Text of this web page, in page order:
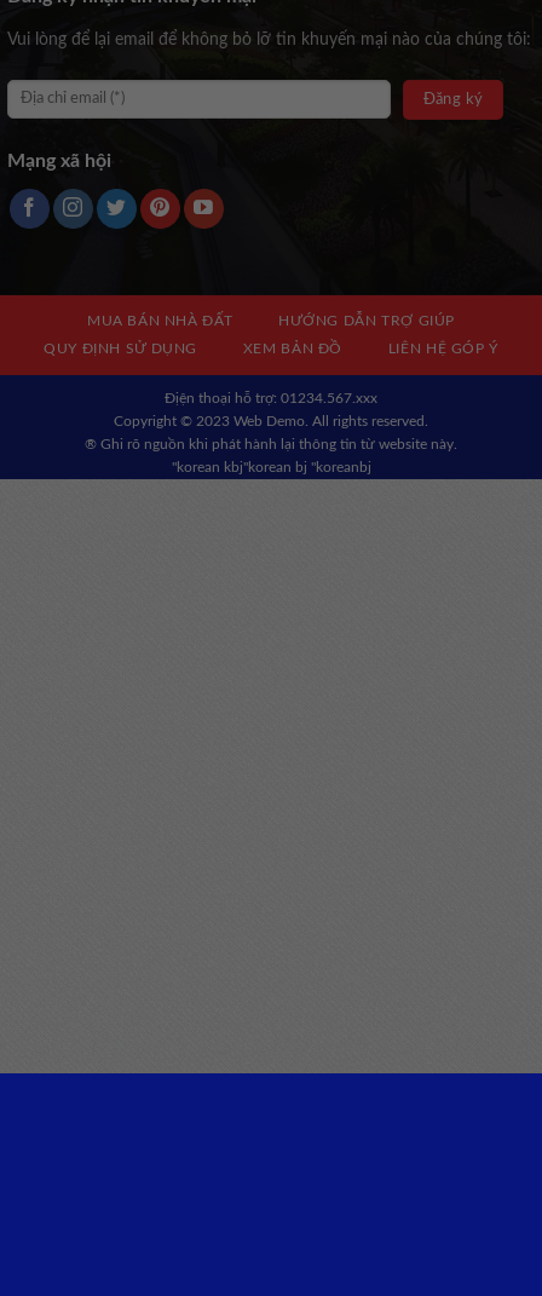
Vui lòng để lại email để không bỏ lỡ tin khuyến mại nào của chúng tôi:
Mạng xã hội
MUA BÁN NHÀ ĐẤT
HƯỚNG DẪN TRỢ GIÚP
QUY ĐỊNH SỬ DỤNG
XEM BẢN ĐỒ LIÊN HỆ GÓP Ý
Địện thoại hỗ trợ: 01234.567.xxx
Copyright © 2023 Web Demo. All rights reserved.
® Ghi rõ nguồn khi phát hành lại thông tin từ website này.
"korean kbj​"korean bj "koreanbj​